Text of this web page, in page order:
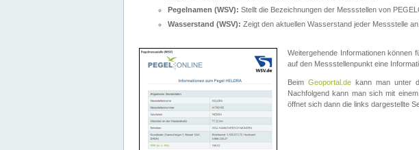
Pegelnamen (WSV): Stellt die Bezeichnungen der Messstellen von
Wasserstand (WSV): Zeigt den aktuellen Wasserstand jeder Messstelle an.
Weitergehende Informationen können
auf den Messstellenpunkt eine
Beim Geoportal.de kann man unter
Nachfolgend kann man sich mit
öffnet sich dann die links dargestellte